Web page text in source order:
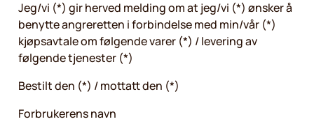
Jeg/vi (*) gir herved melding om at jeg/vi (*) ønsker å
benytte angreretten i forbindelse med min/vår (*)
kjøpsavtale om følgende varer (*) / levering av
følgende tjenester (*)
Bestilt den (*) / mottatt den (*)
Forbrukerens navn